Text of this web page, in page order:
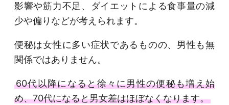
影響や筋力不足、ダイエットによる食事量の減
少や偏りなどが考えられます。
便秘は女性に多い症状であるものの、男性も無
関係ではありません。
60代以降になると徐々に男性の便秘も増え始
め、70代になると男女差はほぼなくなります。